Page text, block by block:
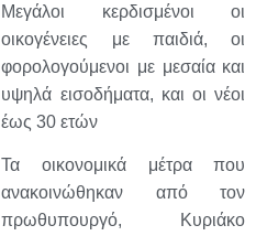
Μεγάλοι κερδισμένοι οι
οικογένειες με παιδιά, οι
φορολογούμενοι με μεσαία και
υψηλά εισοδήματα, και οι νέοι
έως 30 ετών
Τα οικονομικά μέτρα που
ανακοινώθηκαν από τον
πρωθυπουργό, Κυριάκο